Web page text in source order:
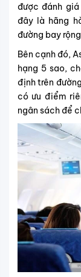
được đánh
đây là hãng
đường bay
Bên cạnh đó,
hạng 5 sao,
định trên
có ưu điểm
ngân sách để